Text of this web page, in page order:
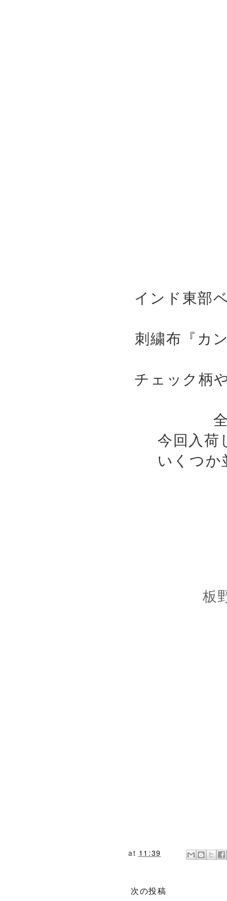
インド東部
刺繍布『カ
チェック柄
今回入荷
いくつ
板
at 11:39
次の投稿